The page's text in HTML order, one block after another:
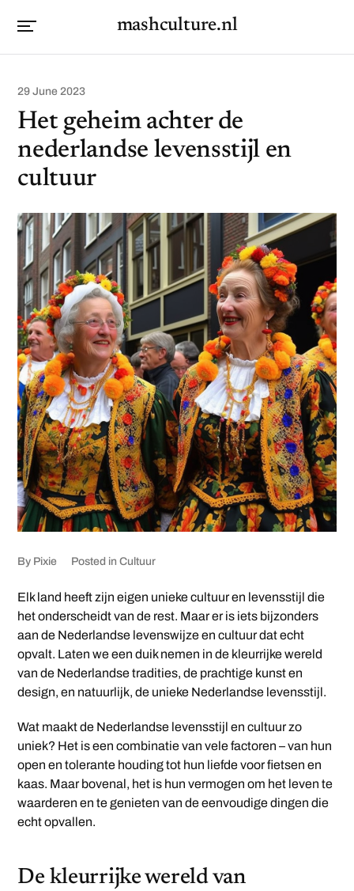
mashculture.nl
29 June 2023
Het geheim achter de
nederlandse levensstijl en
cultuur
By Pixie Posted in Cultuur
Elk land heeft zijn eigen unieke cultuur en levensstijl die
het onderscheidt van de rest. Maar er is iets bijzonders
aan de Nederlandse levenswijze en cultuur dat echt
opvalt. Laten we een duik nemen in de kleurrijke wereld
van de Nederlandse tradities, de prachtige kunst en
design, en natuurlijk, de unieke Nederlandse levensstijl.
Wat maakt de Nederlandse levensstijl en cultuur zo
uniek? Het is een combinatie van vele factoren – van hun
open en tolerante houding tot hun liefde voor fietsen en
kaas. Maar bovenal, het is hun vermogen om het leven te
waarderen en te genieten van de eenvoudige dingen die
echt opvallen.
De kleurrijke wereld van